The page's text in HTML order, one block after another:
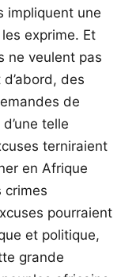
impliquent une
exprime. Et
ne veulent pas
des
de
telle
terniraient
en Afrique
crimes
pourraient
et politique,
grande